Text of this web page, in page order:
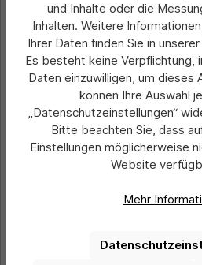
Durchschnittliche
Distanz-Wandhalterung
und Inhalte oder die
Inhalten. Weitere
Ihrer Daten finden Sie in
Es besteht keine Verpflichtung,
Daten einzuwilligen, um dieses
können Ihre Auswahl
„Datenschutzeinstellungen“
Bitte beachten Sie, dass
Einstellungen möglicherweise
Website
Mehr